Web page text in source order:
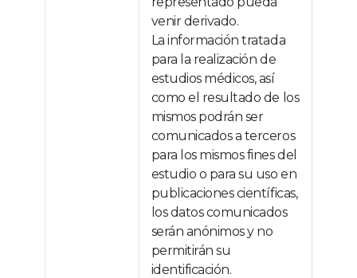
venir derivado.
La información tratada
para la realización de
estudios médicos, así
como el resultado de los
mismos podrán ser
comunicados a terceros
para los mismos fines del
estudio o para su uso en
publicaciones científicas,
los datos comunicados
serán anónimos y no
permitirán su
identificación.